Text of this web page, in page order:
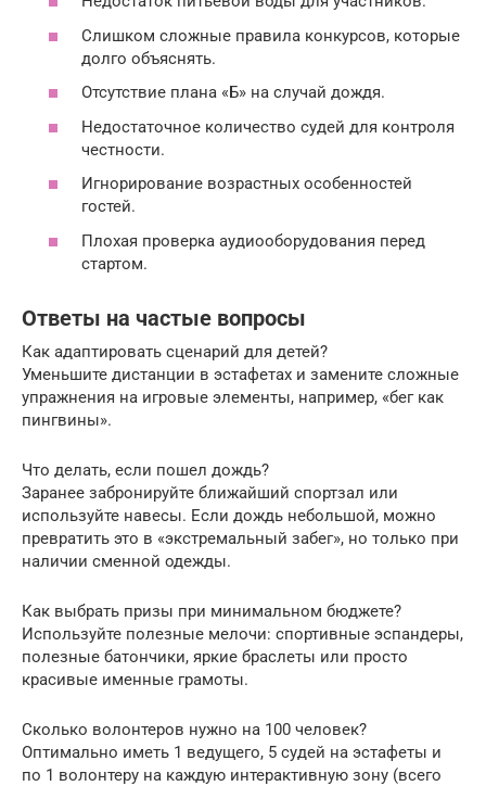
Слишком сложные правила конкурсов, которые
долго объяснять.
Отсутствие плана «Б» на случай дождя.
Недостаточное количество судей для контроля
честности.
Игнорирование возрастных особенностей
гостей.
Плохая проверка аудиооборудования перед
стартом.
Ответы на частые вопросы
Как адаптировать сценарий для детей?
Уменьшите дистанции в эстафетах и замените сложные
упражнения на игровые элементы, например, «бег как
пингвины».
Что делать, если пошел дождь?
Заранее забронируйте ближайший спортзал или
используйте навесы. Если дождь небольшой, можно
превратить это в «экстремальный забег», но только при
наличии сменной одежды.
Как выбрать призы при минимальном бюджете?
Используйте полезные мелочи: спортивные эспандеры,
полезные батончики, яркие браслеты или просто
красивые именные грамоты.
Сколько волонтеров нужно на 100 человек?
Оптимально иметь 1 ведущего, 5 судей на эстафеты и
по 1 волонтеру на каждую интерактивную зону (всего